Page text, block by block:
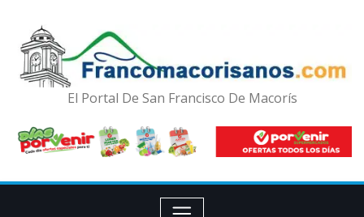
El Portal De San Francisco De Macorís